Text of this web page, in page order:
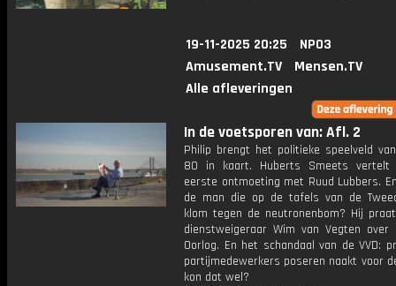
19-11-2025 20:25
NPO3
Amusement.TV
Mensen.TV
Alle afleveringen
In de voetsporen van: Afl. 2
Philip brengt het politieke speelveld
80 in kaart. Huberts Smeets vertelt
eerste ontmoeting met Ruud Lubbers.
de man die op de tafels van de
klom tegen de neutronenbom? Hij
dienstweigeraar Wim van Vegten over
Oorlog. En het schandaal van de VVD:
partijmedewerkers poseren naakt voor
kon dat wel?